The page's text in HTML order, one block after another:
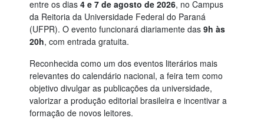
entre os dias 4 e 7 de agosto de 2026, no Campus
da Reitoria da Universidade Federal do Paraná
(UFPR). O evento funcionará diariamente das 9h às
20h, com entrada gratuita.
Reconhecida como um dos eventos literários mais
relevantes do calendário nacional, a feira tem como
objetivo divulgar as publicações da universidade,
valorizar a produção editorial brasileira e incentivar a
formação de novos leitores.